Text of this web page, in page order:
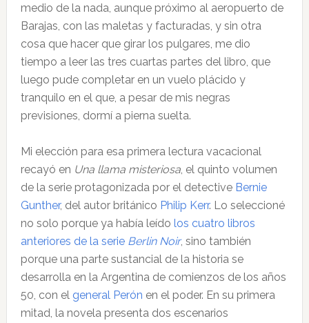
medio de la nada, aunque próximo al aeropuerto de
Barajas, con las maletas y facturadas, y sin otra
cosa que hacer que girar los pulgares, me dio
tiempo a leer las tres cuartas partes del libro, que
luego pude completar en un vuelo plácido y
tranquilo en el que, a pesar de mis negras
previsiones, dormí a pierna suelta.
Mi elección para esa primera lectura vacacional
recayó en Una llama misteriosa, el quinto volumen
de la serie protagonizada por el detective Bernie
Gunther, del autor británico Philip Kerr. Lo seleccioné
no solo porque ya había leído los cuatro libros
anteriores de la serie Berlin Noir, sino también
porque una parte sustancial de la historia se
desarrolla en la Argentina de comienzos de los años
50, con el general Perón en el poder. En su primera
mitad, la novela presenta dos escenarios